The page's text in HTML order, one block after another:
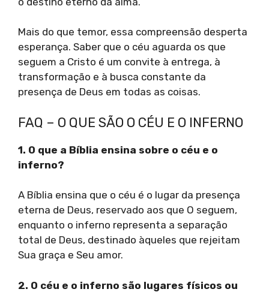
Mais do que temor, essa compreensão desperta
esperança. Saber que o céu aguarda os que
seguem a Cristo é um convite à entrega, à
transformação e à busca constante da
presença de Deus em todas as coisas.
FAQ – O QUE SÃO O CÉU E O INFERNO
1. O que a Bíblia ensina sobre o céu e o
inferno?
A Bíblia ensina que o céu é o lugar da presença
eterna de Deus, reservado aos que O seguem,
enquanto o inferno representa a separação
total de Deus, destinado àqueles que rejeitam
Sua graça e Seu amor.
2. O céu e o inferno são lugares físicos ou